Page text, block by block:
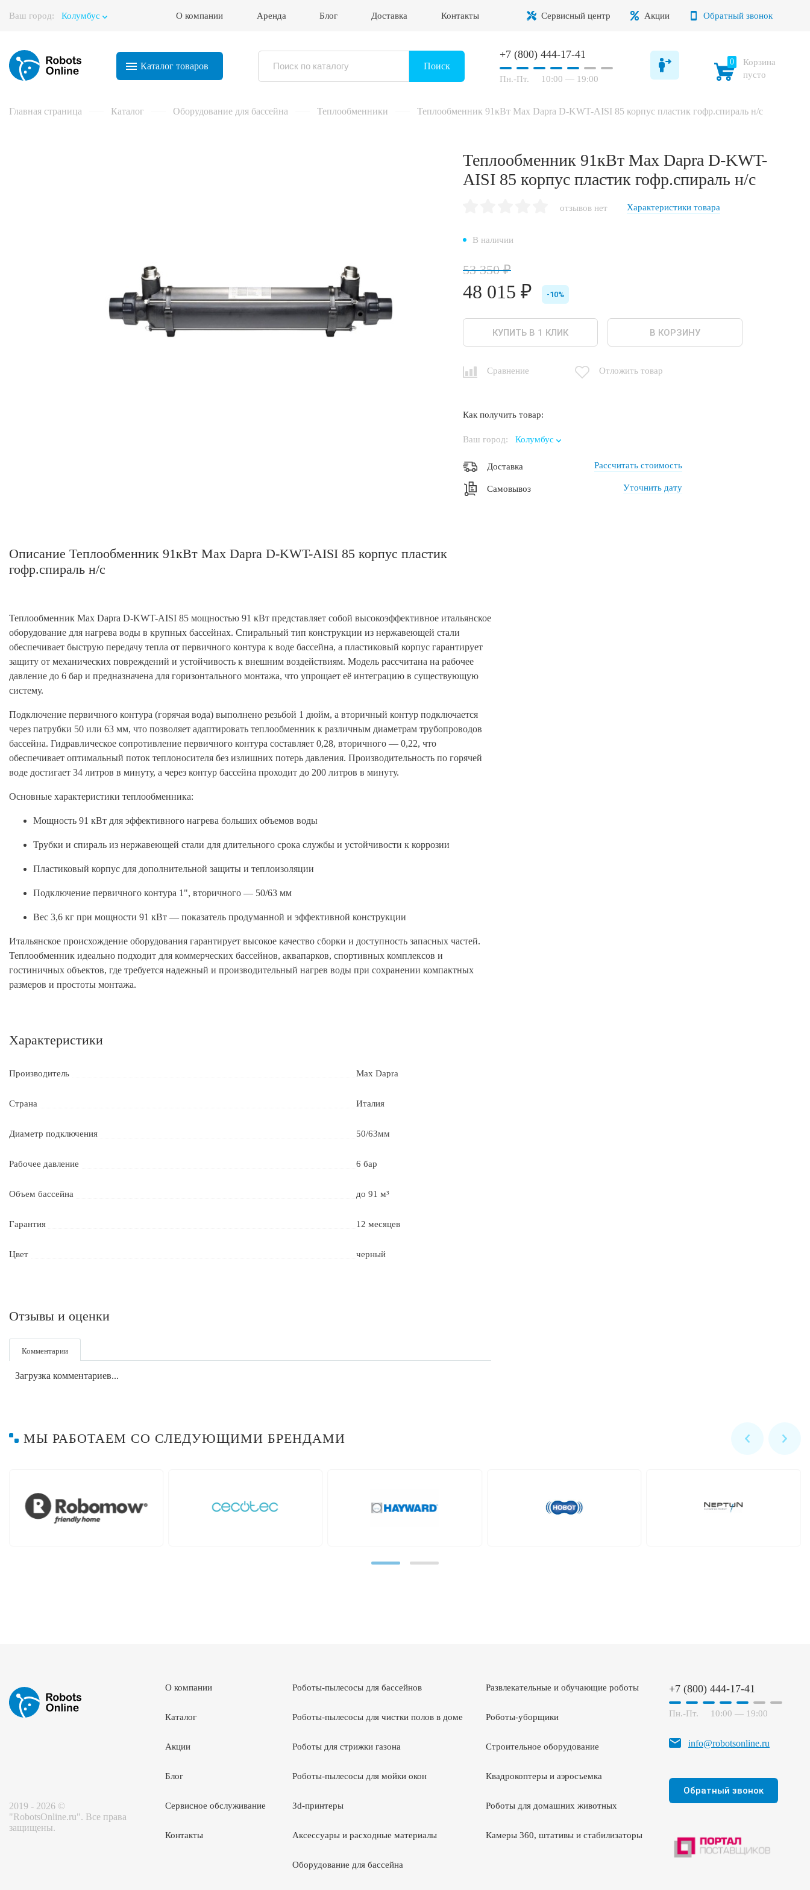
Ваш город: Колумбус О компании Аренда Блог Доставка Контакты Сервисный центр Акции Обратный звонок
Каталог товаров Поиск
+7 (800) 444-17-41
Пн.-Пт. 10:00 — 19:00
Корзина
Корзина
пусто
0
Главная страница Каталог Оборудование для бассейна Теплообменники Теплообменник 91кВт Max Dapra D-KWT-AISI 85 корпус пластик гофр.спираль н/с
Теплообменник 91кВт Max Dapra D-KWT-
AISI 85 корпус пластик гофр.спираль н/с
отзывов нет Характеристики товара
В наличии
53 350 ₽
48 015 ₽ -10%
КУПИТЬ В 1 КЛИК В КОРЗИНУ
Сравнение Отложить товар
Как получить товар:
Ваш город: Колумбус
Доставка Рассчитать стоимость
Самовывоз Уточнить дату
Описание Теплообменник 91кВт Max Dapra D-KWT-AISI 85 корпус пластик
гофр.спираль н/с
Теплообменник Max Dapra D-KWT-AISI 85 мощностью 91 кВт представляет собой высокоэффективное итальянское
оборудование для нагрева воды в крупных бассейнах. Спиральный тип конструкции из нержавеющей стали
обеспечивает быструю передачу тепла от первичного контура к воде бассейна, а пластиковый корпус гарантирует
защиту от механических повреждений и устойчивость к внешним воздействиям. Модель рассчитана на рабочее
давление до 6 бар и предназначена для горизонтального монтажа, что упрощает её интеграцию в существующую
систему.
Подключение первичного контура (горячая вода) выполнено резьбой 1 дюйм, а вторичный контур подключается
через патрубки 50 или 63 мм, что позволяет адаптировать теплообменник к различным диаметрам трубопроводов
бассейна. Гидравлическое сопротивление первичного контура составляет 0,28, вторичного — 0,22, что
обеспечивает оптимальный поток теплоносителя без излишних потерь давления. Производительность по горячей
воде достигает 34 литров в минуту, а через контур бассейна проходит до 200 литров в минуту.
Основные характеристики теплообменника:
Мощность 91 кВт для эффективного нагрева больших объемов воды
Трубки и спираль из нержавеющей стали для длительного срока службы и устойчивости к коррозии
Пластиковый корпус для дополнительной защиты и теплоизоляции
Подключение первичного контура 1", вторичного — 50/63 мм
Вес 3,6 кг при мощности 91 кВт — показатель продуманной и эффективной конструкции
Итальянское происхождение оборудования гарантирует высокое качество сборки и доступность запасных частей.
Теплообменник идеально подходит для коммерческих бассейнов, аквапарков, спортивных комплексов и
гостиничных объектов, где требуется надежный и производительный нагрев воды при сохранении компактных
размеров и простоты монтажа.
Характеристики
Производитель Max Dapra
Страна Италия
Диаметр подключения 50/63мм
Рабочее давление 6 бар
Объем бассейна до 91 м³
Гарантия 12 месяцев
Цвет черный
Отзывы и оценки
Комментарии
Загрузка комментариев...
МЫ РАБОТАЕМ СО СЛЕДУЮЩИМИ БРЕНДАМИ
2019 - 2026 ©
"RobotsOnline.ru". Все права
защищены.
О компании
Каталог
Акции
Блог
Сервисное обслуживание
Контакты
Роботы-пылесосы для бассейнов
Роботы-пылесосы для чистки полов в доме
Роботы для стрижки газона
Роботы-пылесосы для мойки окон
3d-принтеры
Аксессуары и расходные материалы
Оборудование для бассейна
Развлекательные и обучающие роботы
Роботы-уборщики
Строительное оборудование
Квадрокоптеры и аэросъемка
Роботы для домашних животных
Камеры 360, штативы и стабилизаторы
+7 (800) 444-17-41
Пн.-Пт. 10:00 — 19:00
info@robotsonline.ru
Обратный звонок